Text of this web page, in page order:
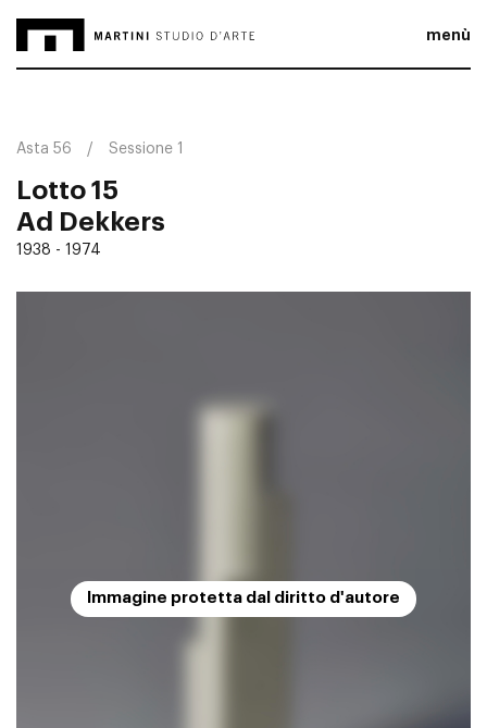
menù
Asta 56 Sessione 1
Lotto 15
Ad Dekkers
1938 - 1974
Immagine protetta dal diritto d'autore